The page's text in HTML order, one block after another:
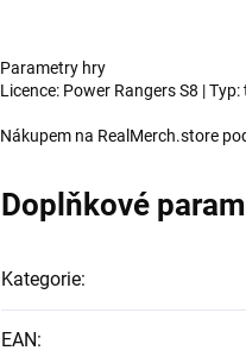
Parametry hry
Licence: Power Rangers S8 | Typ:
Nákupem na RealMerch.store
Doplňkové
Kategorie:
EAN: